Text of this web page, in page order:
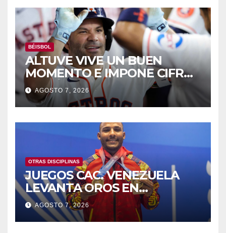
BÉISBOL
ALTUVE VIVE UN BUEN
MOMENTO E IMPONE CIFRAS
HISTÓRICAS
AGOSTO 7, 2026
OTRAS DISCIPLINAS
JUEGOS CAC. VENEZUELA
LEVANTA OROS EN
HALTEROFILIA Y TIRO
AGOSTO 7, 2026